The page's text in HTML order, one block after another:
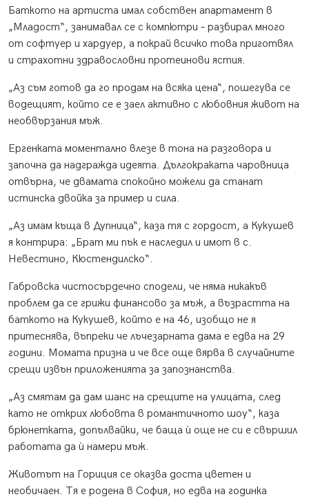
Баткото на артиста имал собствен апартамент в
„Младост“, занимавал се с компютри – разбирал много
от софтуер и хардуер, а покрай всичко това приготвял
и страхотни здравословни протеинови ястия.
„Аз съм готов да го продам на всяка цена“, пошегува се
водещият, който се е заел активно с любовния живот на
необвързания мъж.
Ергенката моментално влезе в тона на разговора и
започна да надгражда идеята. Дългокраката чаровница
отвърна, че двамата спокойно можели да станат
истинска двойка за пример и сила.
„Аз имам къща в Дупница“, каза тя с гордост, а Кукушев
я контрира: „Брат ми пък е наследил и имот в с.
Невестино, Кюстендилско“.
Габровска чистосърдечно сподели, че няма никакъв
проблем да се грижи финансово за мъж, а възрастта на
баткото на Кукушев, който е на 46, изобщо не я
притеснява, въпреки че лъчезарната дама е едва на 29
години. Момата призна и че все още вярва в случайните
срещи извън приложенията за запознанства.
„Аз смятам да дам шанс на срещите на улицата, след
като не открих любовта в романтичното шоу“, каза
брюнетката, допълвайки, че баща ѝ още не си е свършил
работата да ѝ намери мъж.
Животът на Гориция се оказва доста цветен и
необичаен. Тя е родена в София, но едва на годинка